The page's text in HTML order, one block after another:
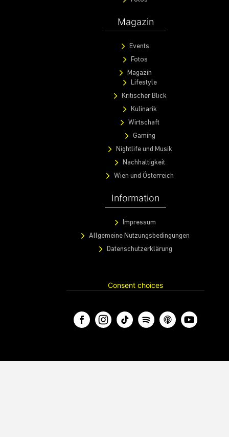
Magazin
Events
Fotos
Magazin
Lifestyle
Kritischer Blick
Kulinarik
Wirtschaft
Gaming
Nightlife und Musik
Nachhaltigkeit
Wien und Österreich
Information
Impressum
Allgemeine Nutzungsbedingungen
Datenschutzerklärung
Consent choices